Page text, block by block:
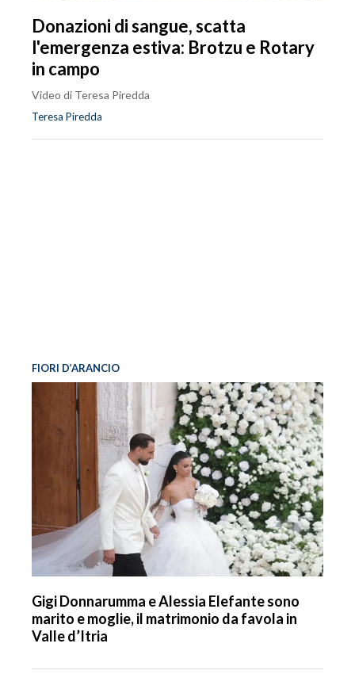
Donazioni di sangue, scatta
l'emergenza estiva: Brotzu e Rotary
in campo
Video di Teresa Piredda
Teresa Piredda
FIORI D’ARANCIO
Gigi Donnarumma e Alessia Elefante sono
marito e moglie, il matrimonio da favola in
Valle d’Itria